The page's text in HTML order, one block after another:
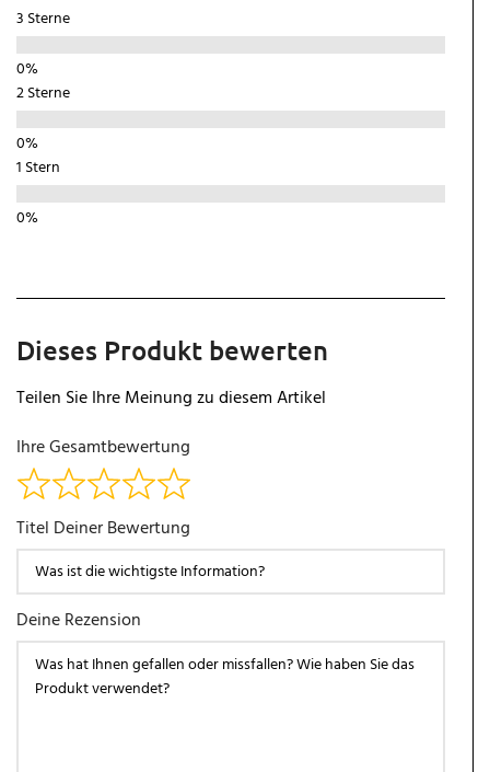
3 Sterne
2 Sterne
1 Stern
Dieses Produkt bewerten
Teilen Sie Ihre Meinung zu diesem Artikel
Ihre Gesamtbewertung
Titel Deiner Bewertung
Deine Rezension